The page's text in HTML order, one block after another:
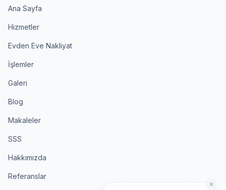
Ana Sayfa
Hizmetler
Evden Eve Nakliyat
İşlemler
Galeri
Blog
Makaleler
SSS
Hakkımızda
Referanslar
✕